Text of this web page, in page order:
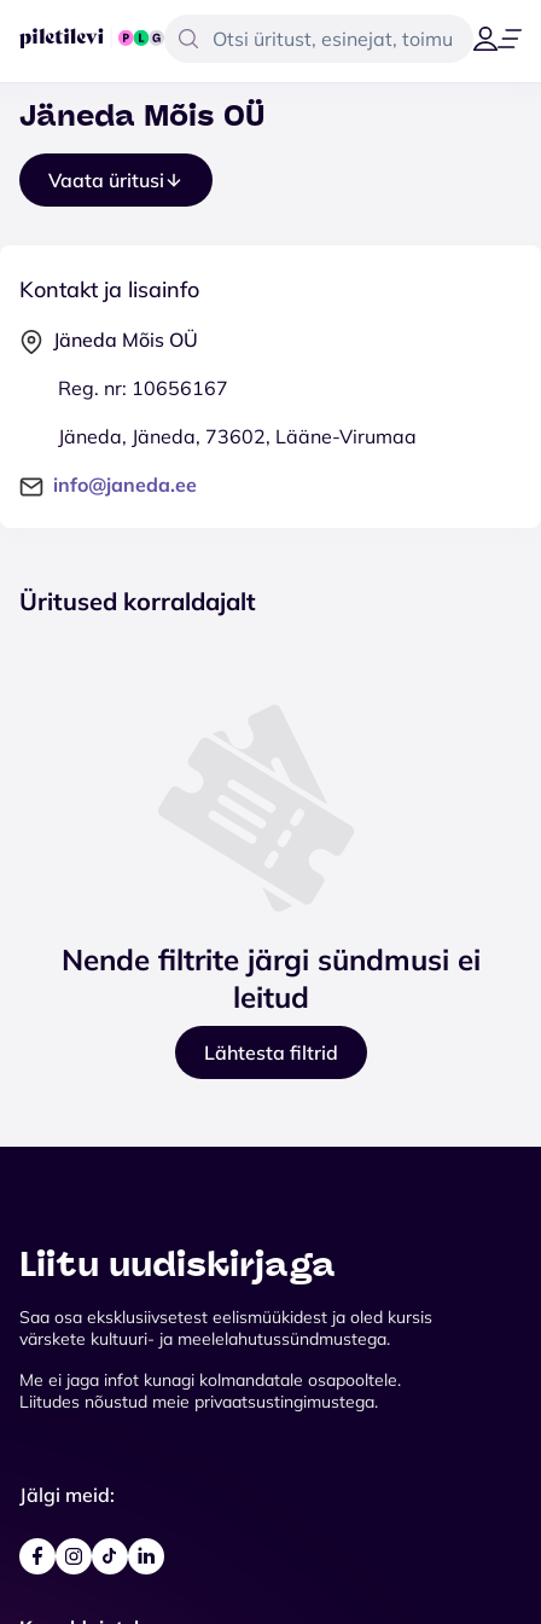
Jäneda Mõis OÜ
Vaata üritusi
Kontakt ja lisainfo
Jäneda Mõis OÜ
Reg. nr: 10656167
Jäneda, Jäneda, 73602, Lääne-Virumaa
info@janeda.ee
Üritused korraldajalt
Nende filtrite järgi sündmusi ei
leitud
Lähtesta filtrid
Liitu uudiskirjaga
Saa osa eksklusiivsetest eelismüükidest ja oled kursis
värskete kultuuri- ja meelelahutussündmustega.
Me ei jaga infot kunagi kolmandatale osapooltele.
Liitudes nõustud meie privaatsustingimustega.
Jälgi meid: